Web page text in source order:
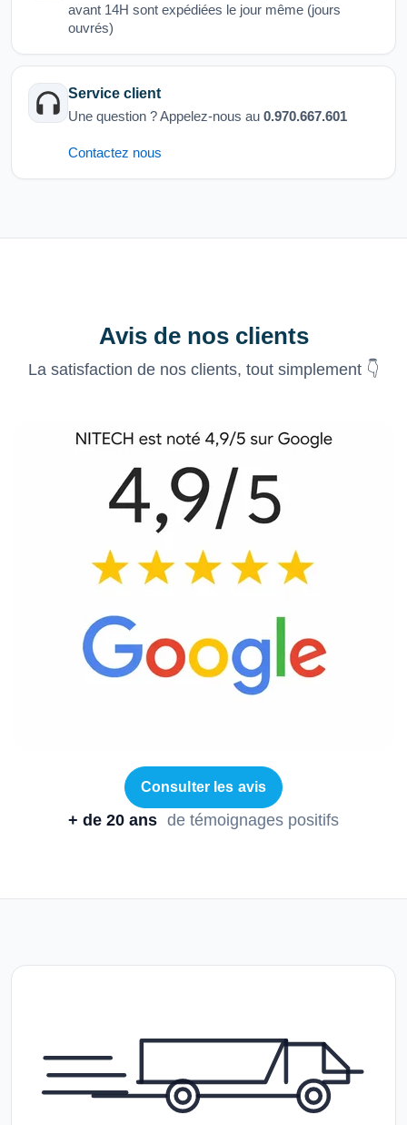
avant 14H sont expédiées le jour même (jours
ouvrés)
Service client
Une question ? Appelez-nous au 0.970.667.601
Contactez nous
Avis de nos clients
La satisfaction de nos clients, tout simplement 👇
Consulter les avis
+ de 20 ans de témoignages positifs